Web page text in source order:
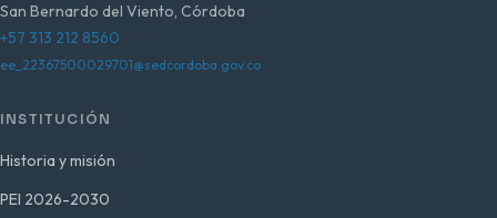
San Bernardo del Viento, Córdoba
+57 313 212 8560
ee_22367500029701@sedcordoba.gov.co
INSTITUCIÓN
Historia y misión
PEI 2026-2030